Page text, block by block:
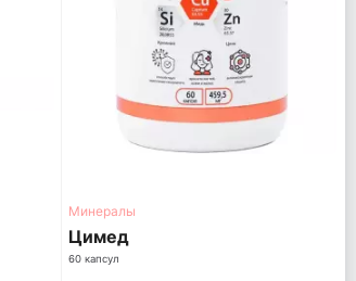
Минералы
Цимед
60 капсул